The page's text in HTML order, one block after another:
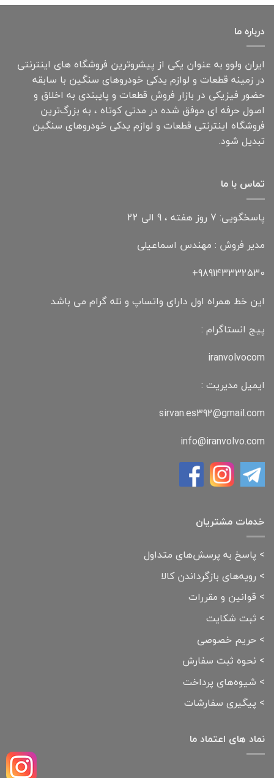
درباره ما
ایران ولوو به عنوان یکی از پیشروترین فروشگاه های اینترنتی
در زمینه قطعات و لوازم یدکی خودروهای سنگین با سابقه
حضور فیزیکی در بازار فروش قطعات و پایبندی به اخلاق و
اصول حرفه ای موفق شده در مدتی کوتاه ، به بزرگ‌ترین
فروشگاه اینترنتی قطعات و لوازم یدکی خودروهای سنگین
تبدیل شود.
تماس با ما
پاسخگویی: 7 روز هفته ، 9 الی 22
مدیر فروش : مهندس اسماعیلی
989143332530+
این خط همراه اول دارای واتساپ و تله گرام می باشد
پیج انستاگرام :
iranvolvocom
ایمیل مدیریت :
sirvan.es392@gmail.com
info@iranvolvo.com
خدمات مشتریان
> پاسخ به پرسش‌های متداول
> رویه‌های بازگرداندن کالا
> قوانین و مقررات
> ثبت شکایت
> حریم خصوصی
> نحوه ثبت سفارش
> شیوه‌های پرداخت
> پیگیری سفارشات
نماد های اعتماد ما